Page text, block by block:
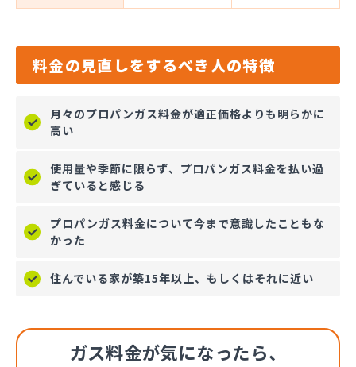
料金の見直しをするべき人の特徴
月々のプロパンガス料金が適正価格よりも明らかに
高い
使用量や季節に限らず、プロパンガス料金を払い過
ぎていると感じる
プロパンガス料金について今まで意識したこともな
かった
住んでいる家が築15年以上、もしくはそれに近い
ガス料金が気になったら、